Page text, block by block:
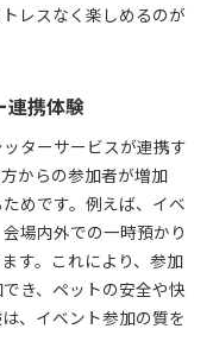
レスなく楽しめるのが
連携体験
ターサービスが連携す
からの参加者が増加
めです。例えば、イベ
場内外での一時預かり
す。これにより、参加
き、ペットの安全や快
、イベント参加の質を